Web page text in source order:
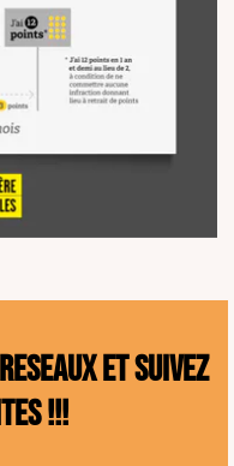
et suivez
!!!